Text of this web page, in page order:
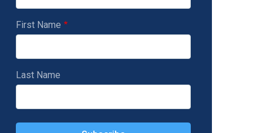
First Name
Last Name